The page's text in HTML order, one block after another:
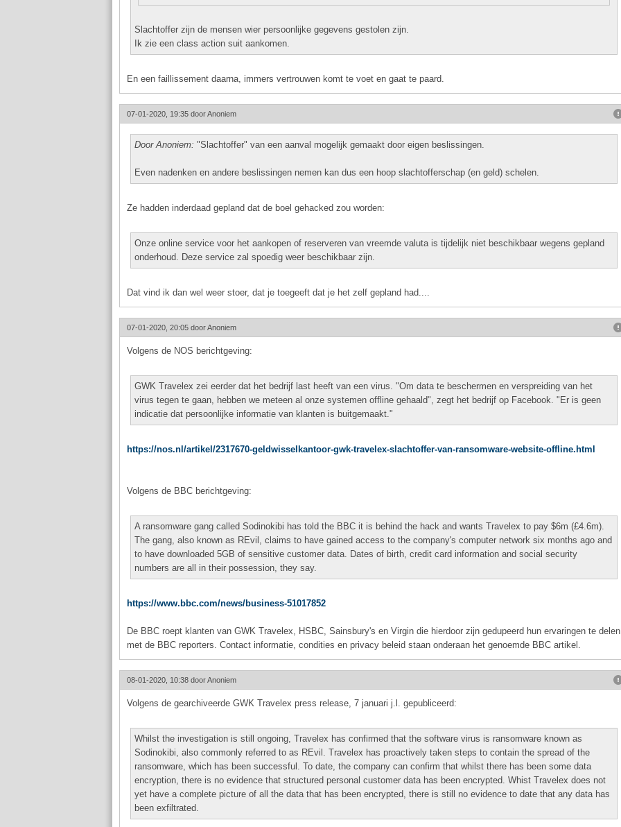
Slachtoffer zijn de mensen wier persoonlijke gegevens gestolen zijn.
Ik zie een class action suit aankomen.
En een faillissement daarna, immers vertrouwen komt te voet en gaat te paard.
07-01-2020, 19:35 doorAnoniem
Door Anoniem: "Slachtoffer" van een aanval mogelijk gemaakt door eigen beslissingen.
Even nadenken en andere beslissingen nemen kan dus een hoop slachtofferschap (en geld) schelen.
Ze hadden inderdaad gepland dat de boel gehacked zou worden:
Onze online service voor het aankopen of reserveren van vreemde valuta is tijdelijk niet beschikbaar wegens gepland
onderhoud. Deze service zal spoedig weer beschikbaar zijn.
Dat vind ik dan wel weer stoer, dat je toegeeft dat je het zelf gepland had....
07-01-2020, 20:05 doorAnoniem
Volgens de NOS berichtgeving:
GWK Travelex zei eerder dat het bedrijf last heeft van een virus. "Om data te beschermen en verspreiding van het
virus tegen te gaan, hebben we meteen al onze systemen offline gehaald", zegt het bedrijf op Facebook. "Er is geen
indicatie dat persoonlijke informatie van klanten is buitgemaakt."
https://nos.nl/artikel/2317670-geldwisselkantoor-gwk-travelex-slachtoffer-van-ransomware-website-offline.html
Volgens de BBC berichtgeving:
A ransomware gang called Sodinokibi has told the BBC it is behind the hack and wants Travelex to pay $6m (£4.6m).
The gang, also known as REvil, claims to have gained access to the company's computer network six months ago and
to have downloaded 5GB of sensitive customer data. Dates of birth, credit card information and social security
numbers are all in their possession, they say.
https://www.bbc.com/news/business-51017852
De BBC roept klanten van GWK Travelex, HSBC, Sainsbury's en Virgin die hierdoor zijn gedupeerd hun ervaringen te delen
met de BBC reporters. Contact informatie, condities en privacy beleid staan onderaan het genoemde BBC artikel.
08-01-2020, 10:38 doorAnoniem
Volgens de gearchiveerde GWK Travelex press release, 7 januari j.l. gepubliceerd:
Whilst the investigation is still ongoing, Travelex has confirmed that the software virus is ransomware known as
Sodinokibi, also commonly referred to as REvil. Travelex has proactively taken steps to contain the spread of the
ransomware, which has been successful. To date, the company can confirm that whilst there has been some data
encryption, there is no evidence that structured personal customer data has been encrypted. Whist Travelex does not
yet have a complete picture of all the data that has been encrypted, there is still no evidence to date that any data has
been exfiltrated.